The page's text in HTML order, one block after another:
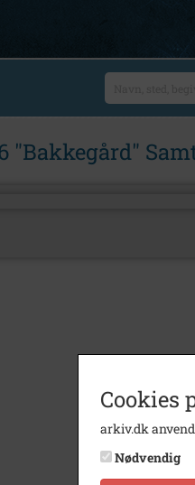
"Bakkegård"
Cookies
arkiv.dk
Nødvendig